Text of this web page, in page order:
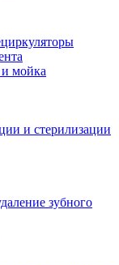
и мойка
и стерилизации
зубного